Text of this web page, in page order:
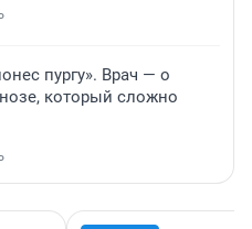
пургу». Врач — о
который сложно